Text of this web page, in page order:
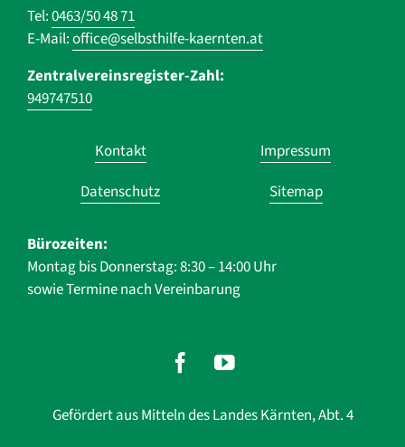
Tel:0463/50 48 71
E-Mail:office@selbsthilfe-kaernten.at
Zentralvereinsregister-Zahl:
949747510
Navigation
überspringen
Kontakt
Impressum
Datenschutz
Sitemap
Bürozeiten:
Montag bis Donnerstag: 8:30 – 14:00 Uhr
sowie Termine nach Vereinbarung
Gefördert aus Mitteln des Landes Kärnten, Abt. 4